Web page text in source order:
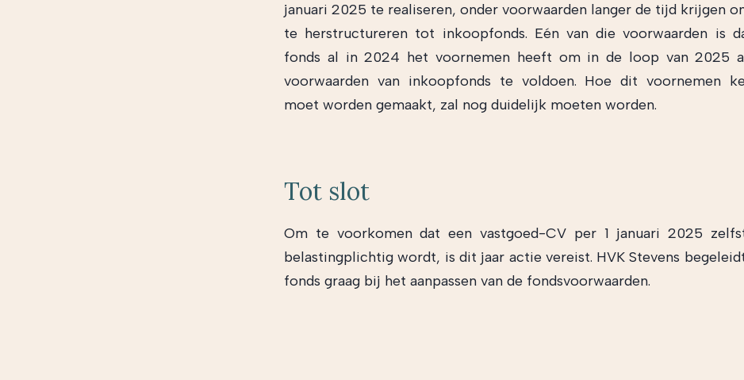
januari 2025 te realiseren, onder voorwaarden langer de tijd krijgen
te herstructureren tot inkoopfonds. Eén van die voorwaarden is
fonds al in 2024 het voornemen heeft om in de loop van 2025
voorwaarden van inkoopfonds te voldoen. Hoe dit voornemen
moet worden gemaakt, zal nog duidelijk moeten worden.
Tot slot
Om te voorkomen dat een vastgoed-CV per 1 januari 2025
belastingplichtig wordt, is dit jaar actie vereist. HVK Stevens
fonds graag bij het aanpassen van de fondsvoorwaarden.